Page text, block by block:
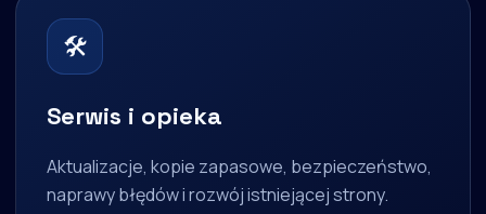
🛠
Serwis i opieka
Aktualizacje, kopie zapasowe, bezpieczeństwo,
naprawy błędów i rozwój istniejącej strony.